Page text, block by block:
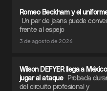
Romeo Beckham y el
Un par de jeans puede
frente al espejo
3 de agosto de 2026
Wilson DEFYER llega a
jugar al ataque Probada
del circuito profesional y